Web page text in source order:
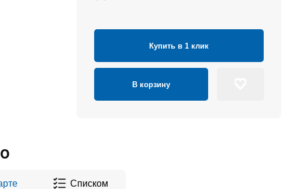
Купить в 1 клик
В корзину
Списком